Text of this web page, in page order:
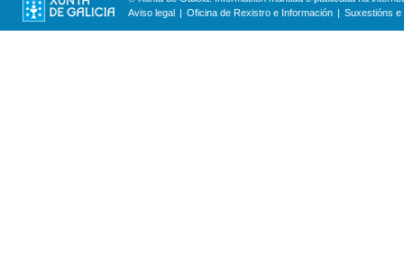
Aviso legal
Oficina de Rexistro e Información Suxestións e